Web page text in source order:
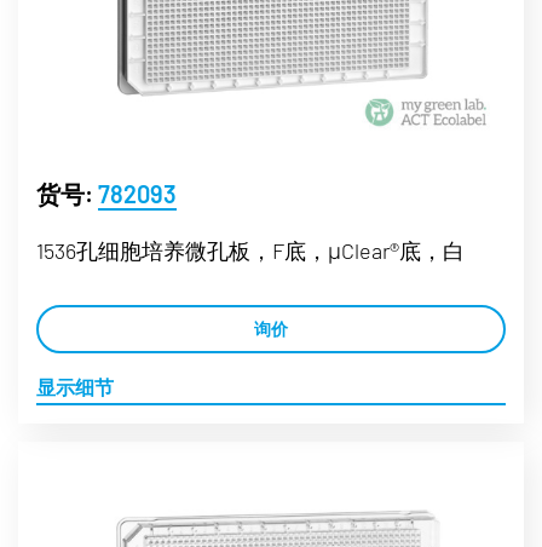
货号: 782093
1536孔细胞培养微孔板，F底，μClear®底，白
询价
显示细节